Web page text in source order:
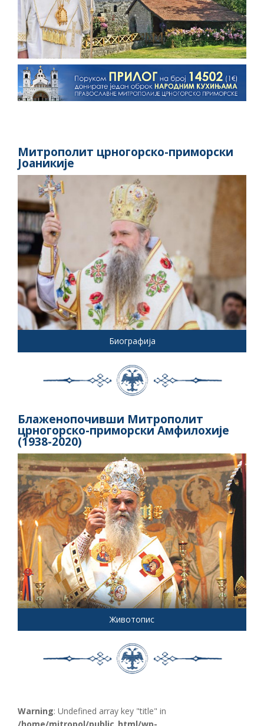
Митрополит црногорско-приморски
Јоаникије
Биографија
Блаженопочивши Митрополит
црногорско-приморски Амфилохије
(1938-2020)
Животопис
Warning: Undefined array key "title" in